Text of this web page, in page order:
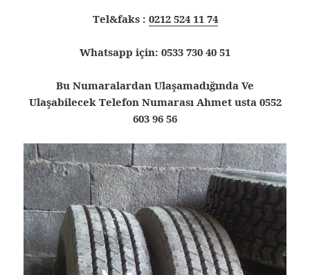
Tel&faks : 0212 524 11 74
Whatsapp için: 0533 730 40 51
Bu Numaralardan Ulaşamadığında Ve
Ulaşabilecek Telefon Numarası Ahmet usta 0552
603 96 56